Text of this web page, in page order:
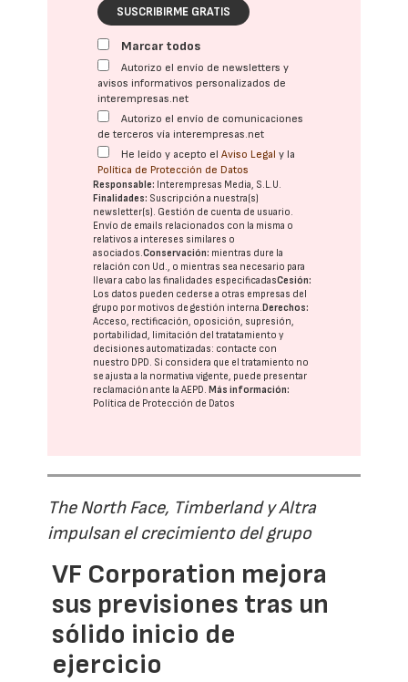
SUSCRIBIRME GRATIS
Marcar todos
Autorizo el envío de newsletters y
avisos informativos personalizados de
interempresas.net
Autorizo el envío de comunicaciones
de terceros vía interempresas.net
He leído y acepto elAviso Legal y la
Política de Protección de Datos
Responsable: Interempresas Media, S.L.U.
Finalidades: Suscripción a nuestra(s)
newsletter(s). Gestión de cuenta de usuario.
Envío de emails relacionados con la misma o
relativos a intereses similares o
asociados.Conservación: mientras dure la
relación con Ud., o mientras sea necesario para
llevar a cabo las finalidades especificadasCesión:
Los datos pueden cederse a otras empresas del
grupo por motivos de gestión interna.Derechos:
Acceso, rectificación, oposición, supresión,
portabilidad, limitación del tratatamiento y
decisiones automatizadas: contacte con
nuestro DPD. Si considera que el tratamiento no
se ajusta a la normativa vigente, puede presentar
reclamación ante laAEPD.Más información:
Política de Protección de Datos
The North Face, Timberland y Altra
impulsan el crecimiento del grupo
VF Corporation mejora
sus previsiones tras un
sólido inicio de
ejercicio